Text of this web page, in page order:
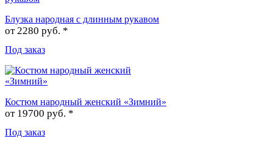
Блузка народная с длинным рукавом
от2280 руб. *
Под заказ
Костюм народный женский «Зимний»
от 19700 руб. *
Под заказ